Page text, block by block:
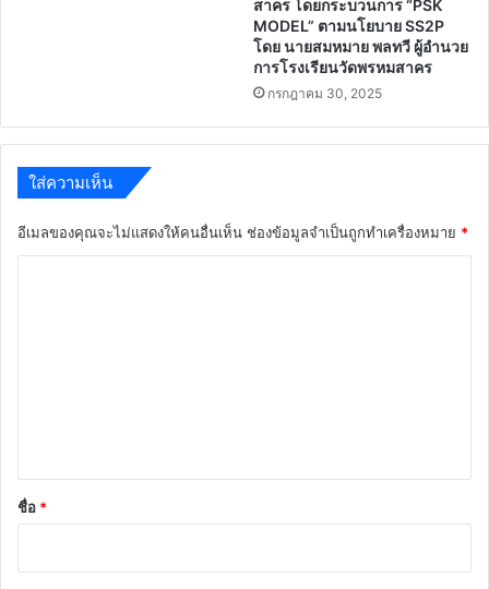
สาคร โดยกระบวนการ “PSK
MODEL” ตามนโยบาย SS2P
โดย นายสมหมาย พลทวี ผู้อำนวย
การโรงเรียนวัดพรหมสาคร
กรกฎาคม 30, 2025
ใส่ความเห็น
อีเมลของคุณจะไม่แสดงให้คนอื่นเห็น ช่องข้อมูลจำเป็นถูกทำเครื่องหมาย *
*
ชื่อ *